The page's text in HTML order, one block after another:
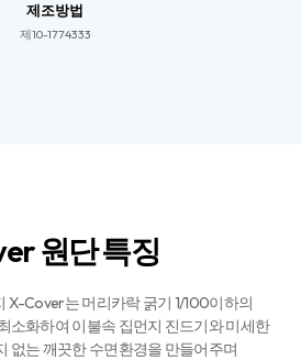
제조방법
제10-1774333​​
원단 특징
X-Cover는 머리카락 굵기 1/100이하의
소화하여 이불속 집먼지 진드기와 미세한
없는 깨끗한 수면환경을 만들어주며